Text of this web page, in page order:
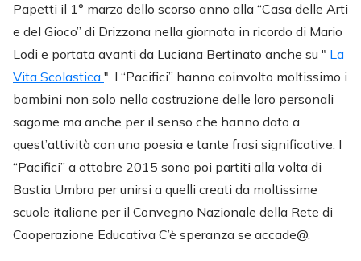
Papetti il 1° marzo dello scorso anno alla “Casa delle Arti
e del Gioco” di Drizzona nella giornata in ricordo di Mario
Lodi e portata avanti da Luciana Bertinato anche su " La
Vita Scolastica ". I “Pacifici” hanno coinvolto moltissimo i
bambini non solo nella costruzione delle loro personali
sagome ma anche per il senso che hanno dato a
quest’attività con una poesia e tante frasi significative. I
“Pacifici” a ottobre 2015 sono poi partiti alla volta di
Bastia Umbra per unirsi a quelli creati da moltissime
scuole italiane per il Convegno Nazionale della Rete di
Cooperazione Educativa C’è speranza se accade@.